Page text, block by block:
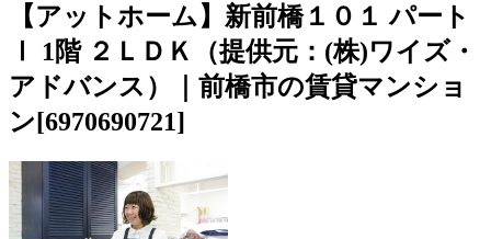
【アットホーム】新前橋１０１ パート
Ⅰ 1階 ２ＬＤＫ（提供元：(株)ワイズ・
アドバンス）｜前橋市の賃貸マンショ
ン[6970690721]